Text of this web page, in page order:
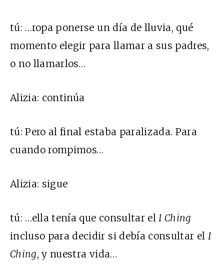
tú: …ropa ponerse un día de lluvia, qué
momento elegir para llamar a sus padres,
o no llamarlos…
Alizia: continúa
tú: Pero al final estaba paralizada. Para
cuando rompimos…
Alizia: sigue
tú: …ella tenía que consultar elI Ching
incluso para decidir si debía consultar el I
Ching, y nuestra vida…